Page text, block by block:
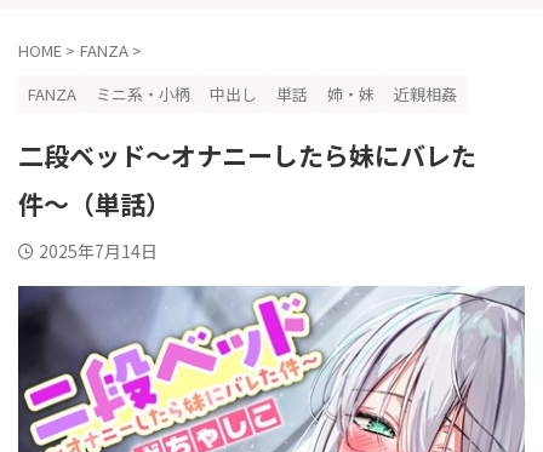
HOME > FANZA >
FANZA
ミニ系・小柄 中出し 単話 姉・妹 近親相姦
二段ベッド〜オナニーしたら妹にバレた
件〜（単話）
2025年7月14日